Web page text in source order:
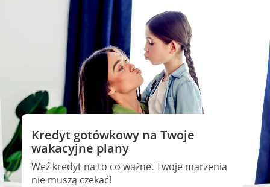
Kredyt gotówkowy na Twoje
wakacyjne plany
Weź kredyt na to co ważne. Twoje marzenia
nie muszą czekać!